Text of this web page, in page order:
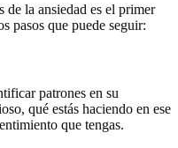
de la ansiedad es el primer
pasos que puede seguir:
patrones en su
qué estás haciendo en ese
que tengas.